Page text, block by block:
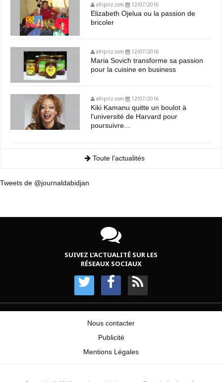
afripriz.com 12/07/2016
Elizabeth Ojelua ou la passion de
bricoler
afripriz.com 12/07/2016
Maria Sovich transforme sa passion
pour la cuisine en business
afripriz.com 12/07/2016
Kiki Kamanu quitte un boulot à
l'université de Harvard pour
poursuivre...
Toute l'actualités
Tweets de @journaldabidjan
SUIVEZ L’ACTUALITÉ SUR LES
RÉSEAUX SOCIAUX
Nous contacter
Publicité
Mentions Légales